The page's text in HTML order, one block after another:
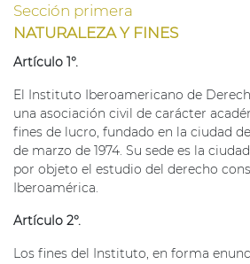
Sección primera
NATURALEZA Y FINES
Artículo 1°.
El Instituto Iberoamericano de
una asociación civil de carácter
fines de lucro, fundado en la ciudad
de marzo de 1974. Su sede es la
por objeto el estudio del derecho
Iberoamérica.
Artículo 2°.
Los fines del Instituto, en forma